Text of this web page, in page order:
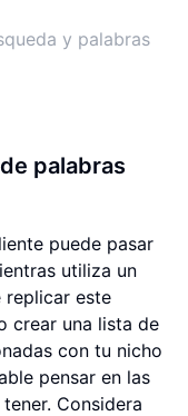
y palabras
palabras
puede pasar
utiliza un
replicar este
crear una lista de
con tu nicho
pensar en las
Considera